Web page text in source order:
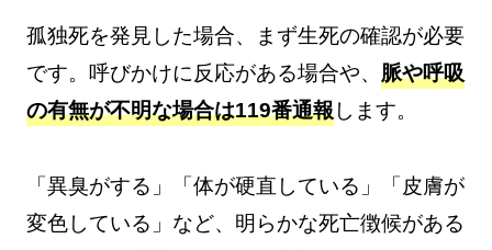
孤独死を発見した場合、まず生死の確認が必要
です。呼びかけに反応がある場合や、 脈や呼吸
の有無が不明な場合は119番通報します。
「異臭がする」「体が硬直している」「皮膚が
変色している」など、明らかな死亡徴候がある